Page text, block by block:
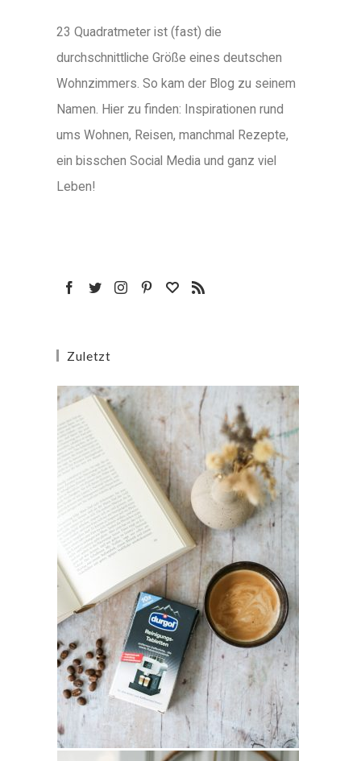
23 Quadratmeter ist (fast) die
durchschnittliche Größe eines deutschen
Wohnzimmers. So kam der Blog zu seinem
Namen. Hier zu finden: Inspirationen rund
ums Wohnen, Reisen, manchmal Rezepte,
ein bisschen Social Media und ganz viel
Leben!
Zuletzt